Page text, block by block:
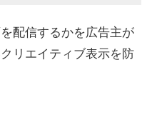
配信するかを広告主が
リエイティブ表示を防